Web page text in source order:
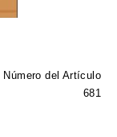
Número del Artículo
681